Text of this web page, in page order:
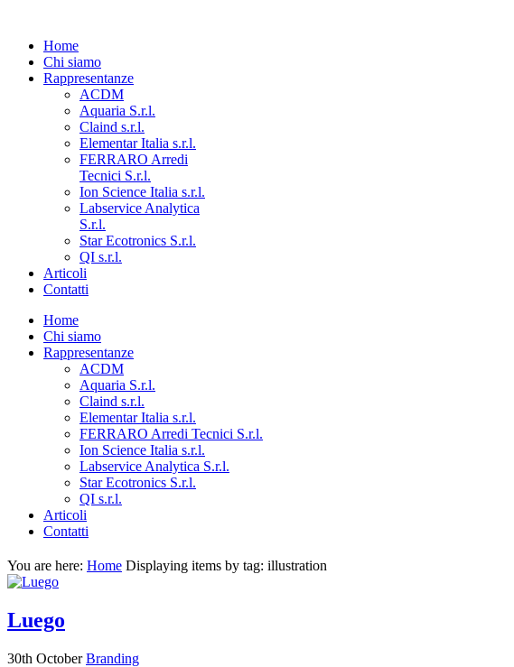
Home
Chi siamo
Rappresentanze
ACDM
Aquaria S.r.l.
Claind s.r.l.
Elementar Italia s.r.l.
FERRARO Arredi
Tecnici S.r.l.
Ion Science Italia s.r.l.
Labservice Analytica
S.r.l.
Star Ecotronics S.r.l.
QI s.r.l.
Articoli
Contatti
Home
Chi siamo
Rappresentanze
ACDM
Aquaria S.r.l.
Claind s.r.l.
Elementar Italia s.r.l.
FERRARO Arredi Tecnici S.r.l.
Ion Science Italia s.r.l.
Labservice Analytica S.r.l.
Star Ecotronics S.r.l.
QI s.r.l.
Articoli
Contatti
You are here: Home Displaying items by tag: illustration
Luego
30th OctoberBranding